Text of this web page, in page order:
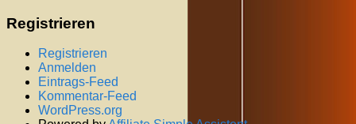
Registrieren
Registrieren
Anmelden
Eintrags-Feed
Kommentar-Feed
WordPress.org